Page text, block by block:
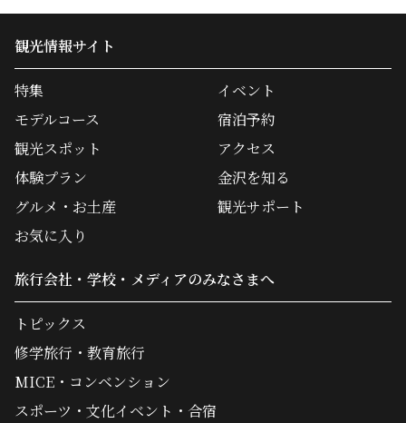
観光情報サイト
特集
モデルコース
観光スポット
体験プラン
グルメ・お土産
イベント
宿泊予約
アクセス
金沢を知る
観光サポート
お気に入り
旅行会社・学校・メディアのみなさまへ
トピックス
修学旅行・教育旅行
MICE・コンベンション
スポーツ・文化イベント・合宿